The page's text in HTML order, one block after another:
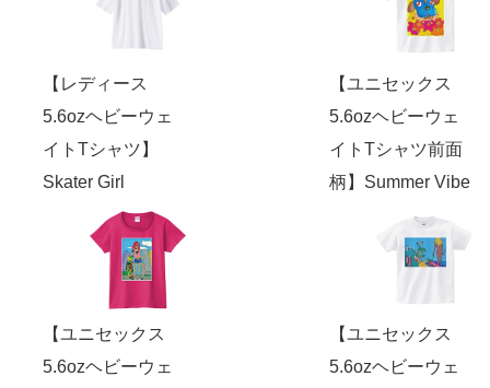
【レディース
5.6ozヘビーウェ
イトTシャツ】
Skater Girl
【ユニセックス
5.6ozヘビーウェ
イトTシャツ前面
柄】Summer Vibe
【ユニセックス
5.6ozヘビーウェ
【ユニセックス
5.6ozヘビーウェ